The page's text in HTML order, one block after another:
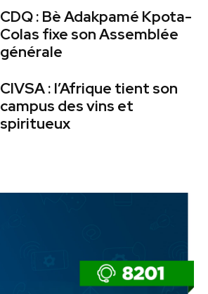
CDQ : Bè Adakpamé Kpota-
Colas fixe son Assemblée
générale
CIVSA : l’Afrique tient son
campus des vins et
spiritueux